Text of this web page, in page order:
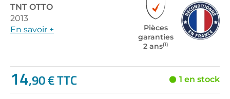
gallery
TNT OTTO
2013
En savoir +
Pièces
garanties
2 ans(1)
14,90 € TTC 1 en stock